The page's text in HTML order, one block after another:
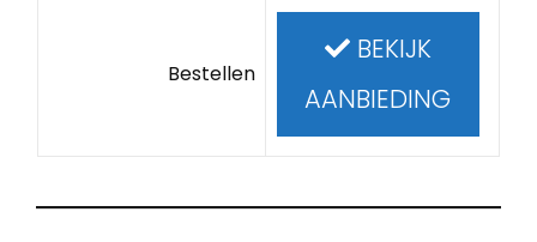
Bestellen
BEKIJK
AANBIEDING